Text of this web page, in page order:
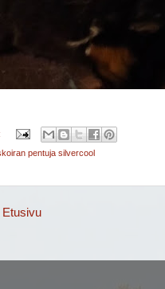
pentuja silvercool
Etusivu